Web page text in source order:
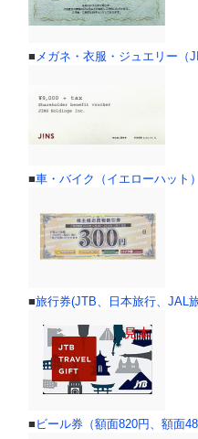
■ メガネ・衣服・ジュエリー（
■車・バイク（イエローハット）
■旅行券(JTB、日本旅行、JAL
■ ビール券（額面820円、額面